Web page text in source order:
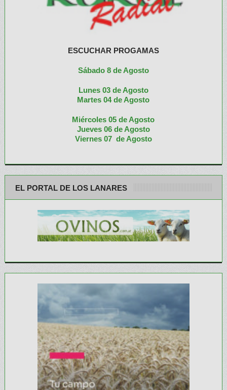
ESCUCHAR PROGAMAS
Sábado 8 de Agosto
Lunes 03 de Agosto
Martes 04 de Agosto
Miércoles 05 de Agosto
Jueves 06 de Agosto
Viernes 07 de Agosto
EL PORTAL DE LOS LANARES